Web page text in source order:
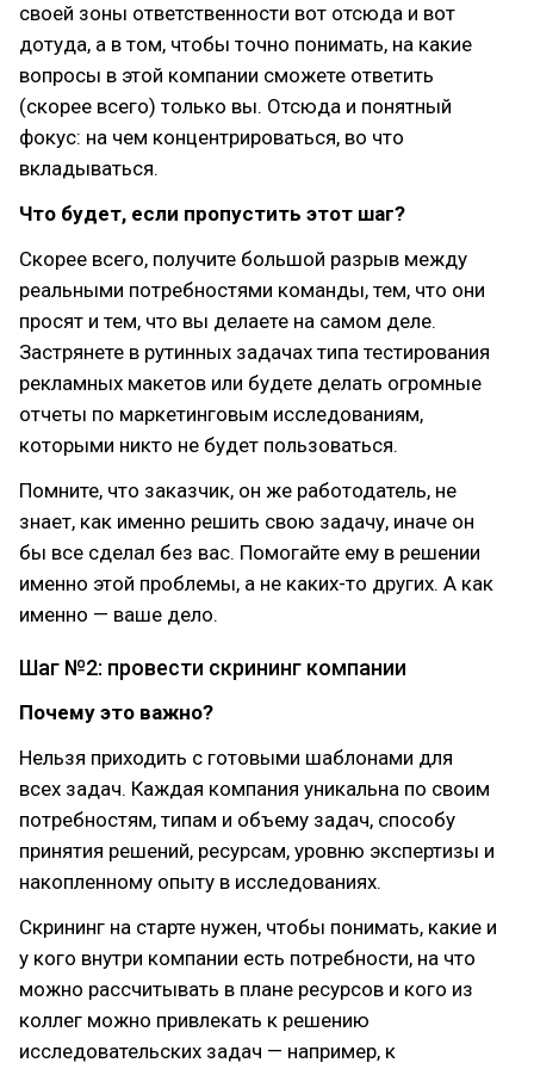
своей зоны ответственности вот отсюда и вот
дотуда, а в том, чтобы точно понимать, на какие
вопросы в этой компании сможете ответить
(скорее всего) только вы. Отсюда и понятный
фокус: на чем концентрироваться, во что
вкладываться.
Что будет, если пропустить этот шаг?
Скорее всего, получите большой разрыв между
реальными потребностями команды, тем, что они
просят и тем, что вы делаете на самом деле.
Застрянете в рутинных задачах типа тестирования
рекламных макетов или будете делать огромные
отчеты по маркетинговым исследованиям,
которыми никто не будет пользоваться.
Помните, что заказчик, он же работодатель, не
знает, как именно решить свою задачу, иначе он
бы все сделал без вас. Помогайте ему в решении
именно этой проблемы, а не каких-то других. А как
именно — ваше дело.
Шаг №2: провести скрининг компании
Почему это важно?
Нельзя приходить с готовыми шаблонами для
всех задач. Каждая компания уникальна по своим
потребностям, типам и объему задач, способу
принятия решений, ресурсам, уровню экспертизы и
накопленному опыту в исследованиях.
Скрининг на старте нужен, чтобы понимать, какие и
у кого внутри компании есть потребности, на что
можно рассчитывать в плане ресурсов и кого из
коллег можно привлекать к решению
исследовательских задач — например, к